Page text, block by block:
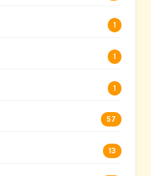
1
1
1
57
13